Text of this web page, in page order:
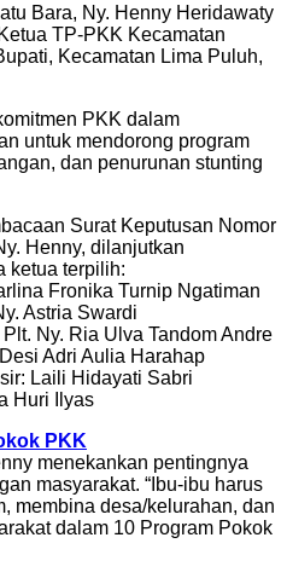
Bara, Ny. Henny Heridawaty
TP-PKK Kecamatan
Kecamatan Lima Puluh,
PKK dalam
untuk mendorong program
dan penurunan stunting
Surat Keputusan Nomor
Henny, dilanjutkan
ketua terpilih:
Fronika Turnip Ngatiman
Astria Swardi
Ny. Ria Ulva Tandom Andre
Adri Aulia Harahap
Laili Hidayati Sabri
Huri Ilyas
PKK
menekankan pentingnya
masyarakat. “Ibu-ibu harus
membina desa/kelurahan, dan
dalam 10 Program Pokok